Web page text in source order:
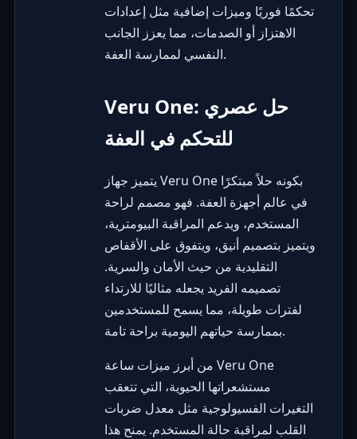
تحكمًا فوريًا وميزات إضافية مثل إعدادات
الاهتزاز أو الصدمات، مما يعزز الجانب
النفسي لممارسة العفة.
Veru One: حل عصري
للتحكم في العفة
Veru Oneبكونه حلاً مبتكرًا
في عالم أجهزة العفة. فهو مصمم لراحة
المستخدم، ويدعم المراقبة البيومترية،
ويتميز بتصميم أنيق، ويتفوق على الأقفاص
التقليدية من حيث الأمان والسرية.
تصميمه الفريد يجعله مثاليًا للارتداء
لفترات طويلة، مما يسمح للمستخدمين
بممارسة حياتهم اليومية براحة تامة.
من أبرز ميزات ساعة Veru One
مستشعراتها الحيوية، التي تتعقب
التغيرات الفسيولوجية مثل معدل ضربات
القلب لمراقبة حالة المستخدم. يمنح هذا